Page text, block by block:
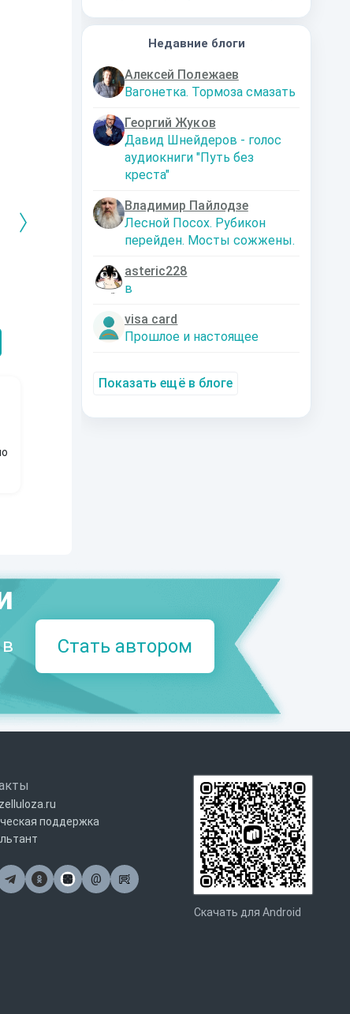
Недавние блоги
Алексей Полежаев
Вагонетка. Тормоза смазать
Георгий Жуков
Давид Шнейдеров - голос
аудиокниги "Путь без
креста"
Владимир Пайлодзе
Лесной Посох. Рубикон
перейден. Мосты сожжены.
asteric228
в
visa card
Прошлое и настоящее
Показать ещё в блоге
ЛЮБВИ
Дальняя
экспедиция
Александрович
Кто я? Или как
Стать автором
поддержка
@Почта
Скачать для Android